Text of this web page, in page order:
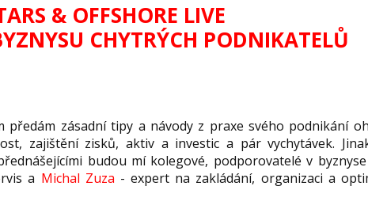
& OFFSHORE LIVE
CHYTRÝCH PODNIKATELŮ
předám zásadní tipy a návody z praxe svého podnikání
zajištění zisků, aktiv a investic a pár vychytávek.
budou mí kolegové, podporovatelé v
a Michal Zuza - expert na zakládání, organizaci a